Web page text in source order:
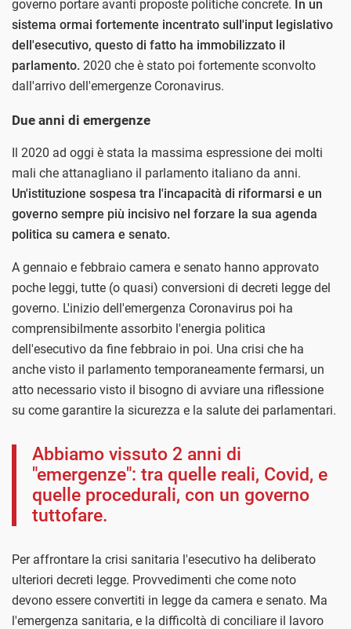
governo portare avanti proposte politiche concrete. In un
sistema ormai fortemente incentrato sull'input legislativo
dell'esecutivo, questo di fatto ha immobilizzato il
parlamento. 2020 che è stato poi fortemente sconvolto
dall'arrivo dell'emergenze Coronavirus.
Due anni di emergenze
Il 2020 ad oggi è stata la massima espressione dei molti
mali che attanagliano il parlamento italiano da anni.
Un'istituzione sospesa tra l'incapacità di riformarsi e un
governo sempre più incisivo nel forzare la sua agenda
politica su camera e senato.
A gennaio e febbraio camera e senato hanno approvato
poche leggi, tutte (o quasi) conversioni di decreti legge del
governo. L'inizio dell'emergenza Coronavirus poi ha
comprensibilmente assorbito l'energia politica
dell'esecutivo da fine febbraio in poi. Una crisi che ha
anche visto il parlamento temporaneamente fermarsi, un
atto necessario visto il bisogno di avviare una riflessione
su come garantire la sicurezza e la salute dei parlamentari.
Abbiamo vissuto 2 anni di
"emergenze": tra quelle reali, Covid, e
quelle procedurali, con un governo
tuttofare.
Per affrontare la crisi sanitaria l'esecutivo ha deliberato
ulteriori decreti legge. Provvedimenti che come noto
devono essere convertiti in legge da camera e senato. Ma
l'emergenza sanitaria, e la difficoltà di conciliare il lavoro